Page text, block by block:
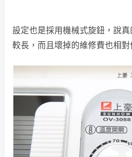
設定也是採用機械式旋鈕，說
較長，而且壞掉的維修費也相對